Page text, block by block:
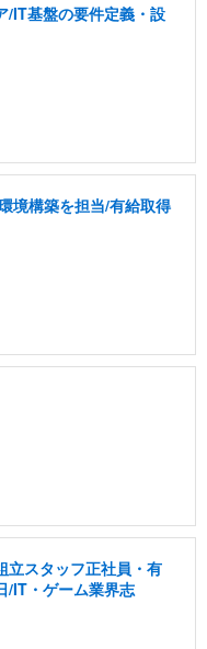
/IT基盤の要件定義・設
境構築を担当/有給取得
立スタッフ正社員・有
/IT・ゲーム業界志